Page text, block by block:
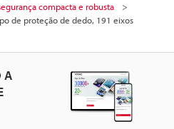
compacta e robusta
de proteção de dedo, 191 eixos
A